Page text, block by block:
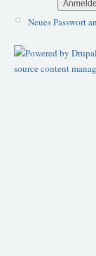
Neues Passwort